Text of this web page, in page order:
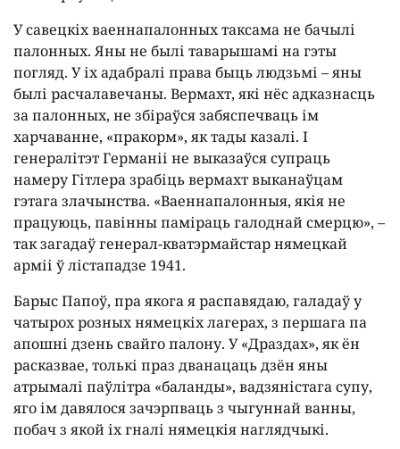
У савецкіх ваеннапалонных таксама не бачылі
палонных. Яны не былі таварышамі на гэты
погляд. У іх адабралі права быць людзьмі – яны
былі расчалавечаны. Вермахт, які нёс адказнасць
за палонных, не збіраўся забяспечваць ім
харчаванне, «пракорм», як тады казалі. І
генералітэт Германіі не выказаўся супраць
намеру Гітлера зрабіць вермахт выканаўцам
гэтага злачынства. «Ваеннапалонныя, якія не
працуюць, павінны паміраць галоднай смерцю», –
так загадаў генерал-кватэрмайстар нямецкай
арміі ў лістападзе 1941.
Барыс Папоў, пра якога я распавядаю, галадаў у
чатырох розных нямецкіх лагерах, з першага па
апошні дзень свайго палону. У «Драздах», як ён
расказвае, толькі праз дванацаць дзён яны
атрымалі паўлітра «баланды», вадзяністага супу,
яго ім давялося зачэрпваць з чыгуннай ванны,
побач з якой іх гналі нямецкія наглядчыкі.